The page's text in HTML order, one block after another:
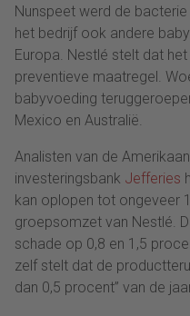
Nunspeet werd de
het bedrijf ook andere
Europa. Nestlé stelt dat
preventieve maatregel.
babyvoeding
Mexico en Australië.
Analisten van de
investeringsbank Jefferies
kan oplopen tot ongeveer
groepsomzet van Nestlé.
schade op 0,8 en 1,5
zelf stelt dat de
dan 0,5 procent” van de